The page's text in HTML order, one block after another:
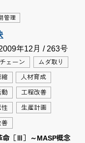
管理
年12月 / 263号
ェーン ムダ取り
縮 人材育成
工程改善
性 生産計画
善
命［Ⅲ］～MASP概念